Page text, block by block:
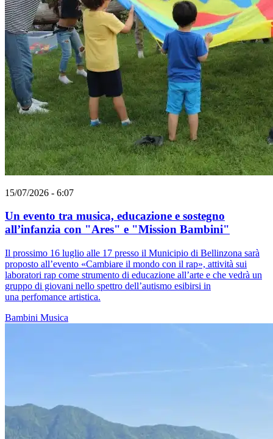
15/07/2026 - 6:07
Un evento tra musica, educazione e sostegno
all’infanzia con "Ares" e "Mission Bambini"
Il prossimo 16 luglio alle 17 presso il Municipio di Bellinzona sarà
proposto all’evento «Cambiare il mondo con il rap», attività sui
laboratori rap come strumento di educazione all’arte e che vedrà un
gruppo di giovani nello spettro dell’autismo esibirsi in
una perfomance artistica.
Bambini Musica